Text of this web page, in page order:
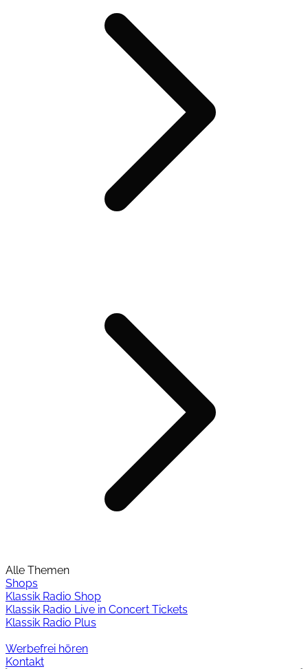
Alle Themen
Shops
Klassik Radio Shop
Klassik Radio Live in Concert Tickets
Klassik Radio Plus
Werbefrei hören
Kontakt